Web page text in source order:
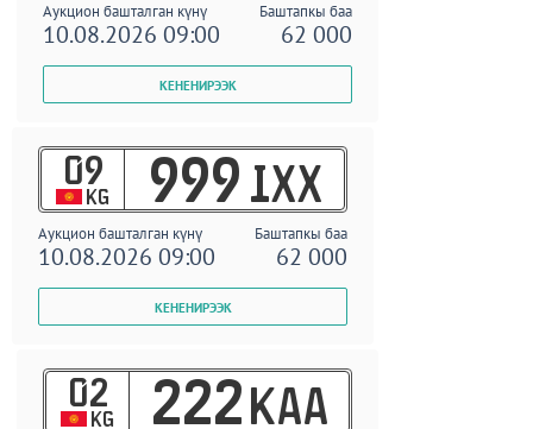
Аукцион башталган күнү Баштапкы баа
10.08.2026 09:00 62 000
09
KG 999 IXX
Аукцион башталган күнү Баштапкы баа
10.08.2026 09:00 62 000
02
KG 222 KAA